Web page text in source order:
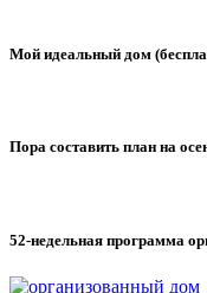
Мой идеальный дом
Пора составить план на
52-недельная программа